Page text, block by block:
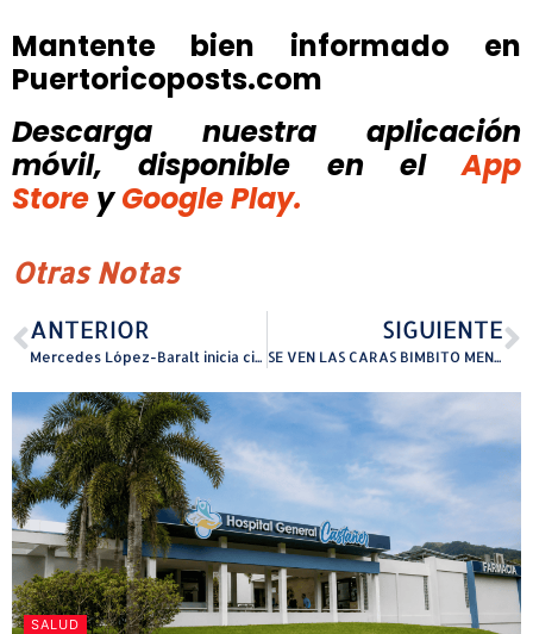
Mantente bien informado en
Puertoricoposts.com
Descarga nuestra aplicación
móvil, disponible
en el
App
Store y Google Play.
Otras Notas
ANTERIOR
Mercedes López-Baralt inicia ciclo de seminarios 2025 en la ACAPLE
SIGUIENTE
SE VEN LAS CARAS BIMBITO MENDEZ Y NELVIS RODRIGUEZ RUMBO A ESTE VIERNES EN TRUJILLO ALTO
SALUD